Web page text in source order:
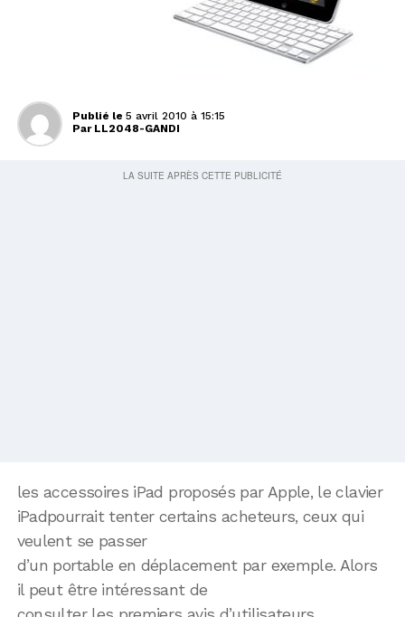
Publié le 5 avril 2010 à 15:15
Par LL2048-GANDI
les accessoires iPad proposés par Apple, le clavier
iPadpourrait tenter certains acheteurs, ceux qui
veulent se passer
d’un portable en déplacement par exemple. Alors
il peut être intéressant de